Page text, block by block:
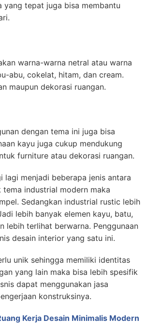
yang tepat juga bisa membantu
warna-warna netral atau warna
abu, cokelat, hitam, dan cream.
maupun dekorasi ruangan.
dengan tema ini juga bisa
kayu juga cukup mendukung
furniture atau dekorasi ruangan.
menjadi beberapa jenis antara
industrial modern maka
Sedangkan industrial rustic lebih
lebih banyak elemen kayu, batu,
lebih terlihat berwarna. Penggunaan
desain interior yang satu ini.
unik sehingga memiliki identitas
yang lain maka bisa lebih spesifik
dapat menggunakan jasa
konstruksinya.
Kerja Desain Minimalis Modern